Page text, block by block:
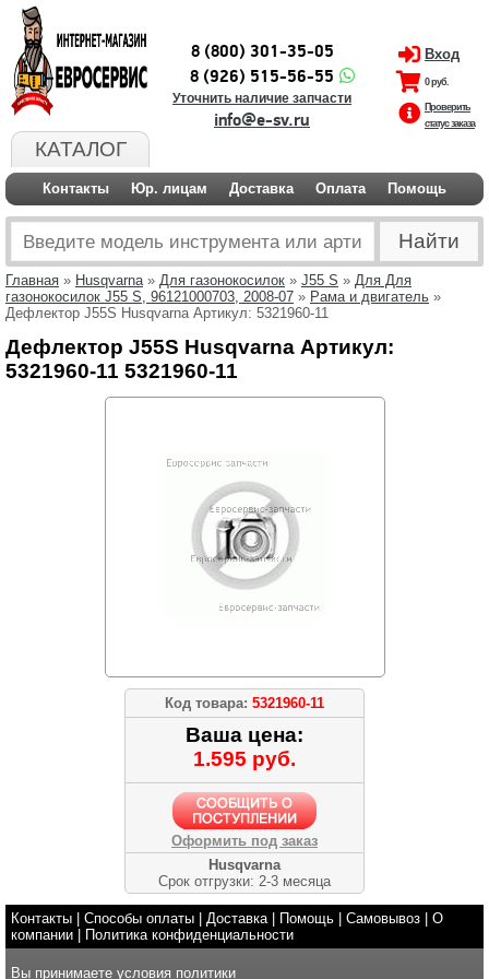
КАТАЛОГ
8 (800) 301-35-05
8 (926) 515-56-55
Уточнить наличие запчасти
info@e-sv.ru
Вход
0 руб.
Проверить
статус заказа
Контакты Юр. лицам Доставка Оплата Помощь
Главная » Husqvarna» Для газонокосилок » J55 S » Для Для
газонокосилок J55 S, 96121000703, 2008-07 » Рама и двигатель »
Дефлектор J55S Husqvarna Артикул: 5321960-11
Дефлектор J55S Husqvarna Артикул:
5321960-11 5321960-11
Код товара: 5321960-11
Ваша цена:
1.595 руб.
Оформить под заказ
Husqvarna
Срок отгрузки: 2-3 месяца
Контакты Способы оплаты Доставка| Помощь Самовывоз
О
компании
Политика конфиденциальности
Вы принимаете условия политики